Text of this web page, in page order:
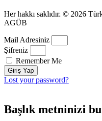
Her hakkı saklıdır. © 2026
AGÜB
Mail Adresiniz
Şifreniz
Remember Me
Giriş Yap
Lost your password?
Başlık metninizi